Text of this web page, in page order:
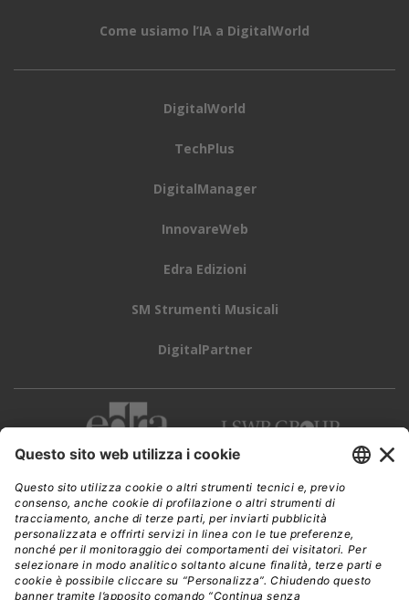
Come usiamo l’IA a DigitalWorld
DigitalWorld
TechPlus
DigitalManager
InnovareWeb
Edra Edizioni
SM Strumenti Musicali
DigitalPartner
CWI è una testata giornalistica diEdra Edizioni s.r.l.
Direzione, amministrazione, redazione, pubblicità
Viale Enrico Forlanini 21 - 20134 Milano
Tel. +39 02 881841
C.F./P IVA 13002100157
www.edraedizioni.it|Privacy